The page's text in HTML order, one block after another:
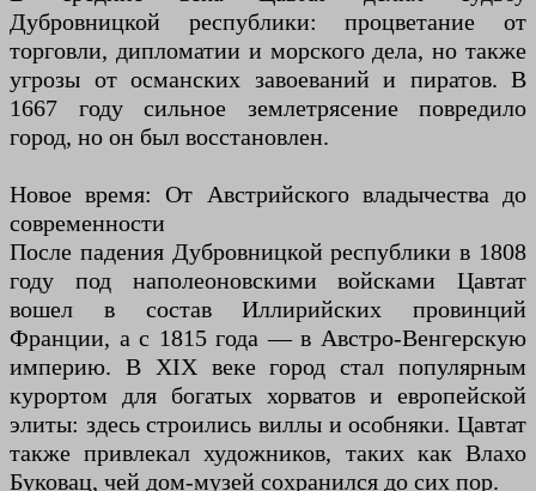
Дубровницкой республики: процветание от
торговли, дипломатии и морского дела, но также
угрозы от османских завоеваний и пиратов. В
1667 году сильное землетрясение повредило
город, но он был восстановлен.
Новое время: От Австрийского владычества до
современности
После падения Дубровницкой республики в 1808
году под наполеоновскими войсками Цавтат
вошел в состав Иллирийских провинций
Франции, а с 1815 года — в Австро-Венгерскую
империю. В XIX веке город стал популярным
курортом для богатых хорватов и европейской
элиты: здесь строились виллы и особняки. Цавтат
также привлекал художников, таких как Влахо
Буковац, чей дом-музей сохранился до сих пор.